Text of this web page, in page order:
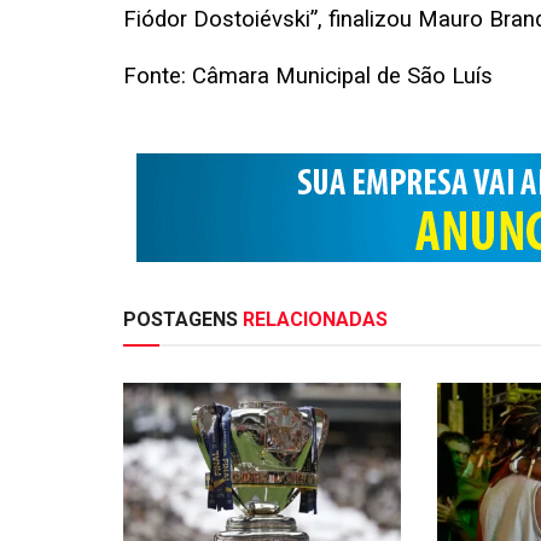
Fiódor Dostoiévski”, finalizou Mauro
Fonte: Câmara Municipal de São Luís
POSTAGENS RELACIONADAS